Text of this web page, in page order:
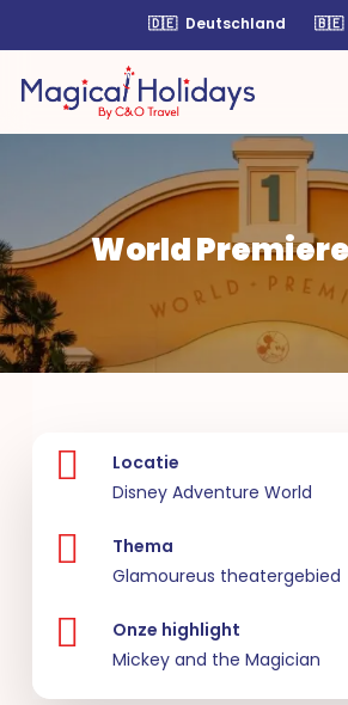
main
content
🇩🇪 Deutschland 🇧🇪
World
Locatie
Disney Adventure World
Thema
Glamoureus theatergebied
Onze highlight
Mickey and the Magician